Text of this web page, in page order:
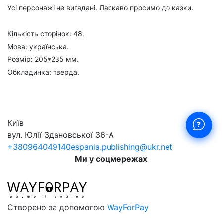
Усі персонажі не вигадані. Ласкаво просимо до казки.
Кількість сторінок: 48.
Мова: українська.
Розмір: 205*235 мм.
Обкладинка: тверда.
Київ
вул. Юлії Здановської 36-А
+380964049140espania.publishing@ukr.net
Ми у соцмережах
Створено за допомогою WayForPay